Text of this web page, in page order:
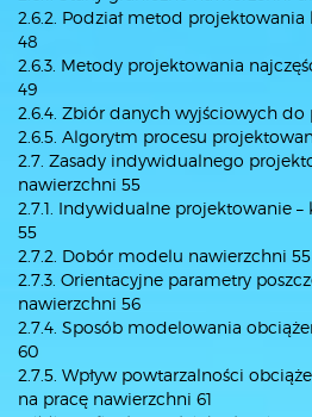
2.6.2. Podział metod
48
2.6.3. Metody projektowania
49
2.6.4. Zbiór danych wyjściowych do
2.6.5. Algorytm procesu
2.7. Zasady indywidualnego
nawierzchni 55
2.7.1. Indywidualne projektowanie –
55
2.7.2. Dobór modelu nawierzchni 55
2.7.3. Orientacyjne parametry
nawierzchni 56
2.7.4. Sposób modelowania
60
2.7.5. Wpływ powtarzalności
na pracę nawierzchni 61